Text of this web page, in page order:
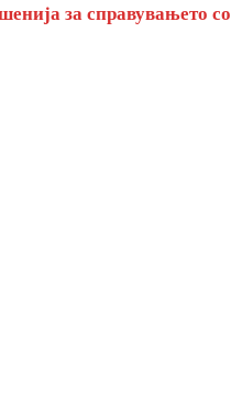
за справувањето со